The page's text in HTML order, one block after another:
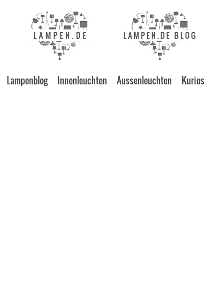
Lampenblog Innenleuchten Aussenleuchten Kurios